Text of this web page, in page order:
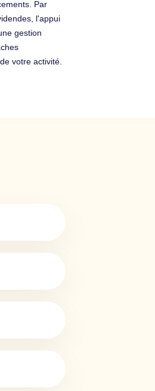
Par
l'appui
gestion
votre activité.